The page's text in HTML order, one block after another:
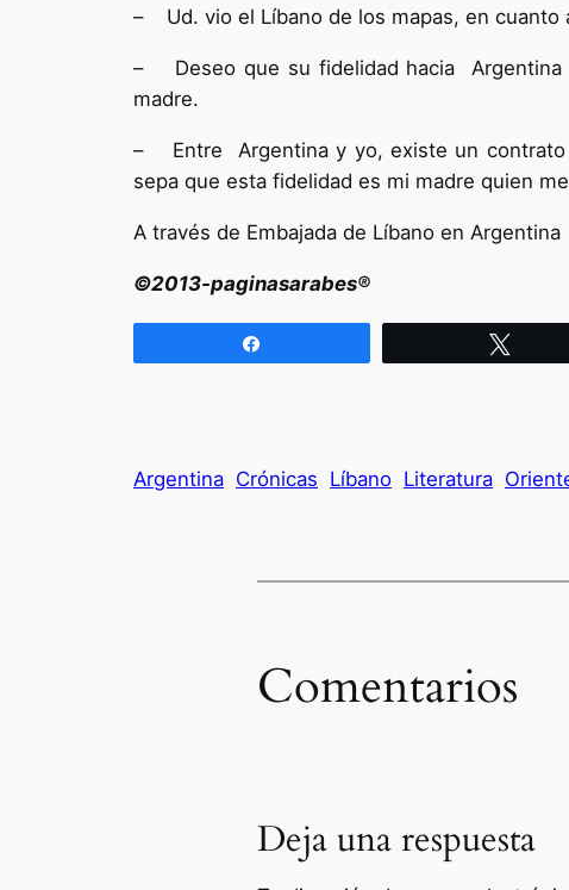
– Ud. vio el Líbano de los mapas, en cuanto
– Deseo que su fidelidad hacia Argentina
madre.
– Entre Argentina y yo, existe un contrato
sepa que esta fidelidad es mi madre quien
A través de Embajada de Líbano en Argentina
©2013-paginasarabes®
Argentina Crónicas Líbano Literatura
Comentarios
Deja una respuesta